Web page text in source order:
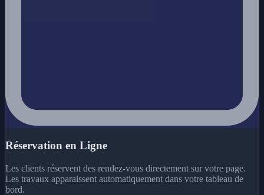
Réservation en Ligne
Les clients réservent des rendez-vous directement sur votre page.
Les travaux apparaissent automatiquement dans votre tableau de
bord.